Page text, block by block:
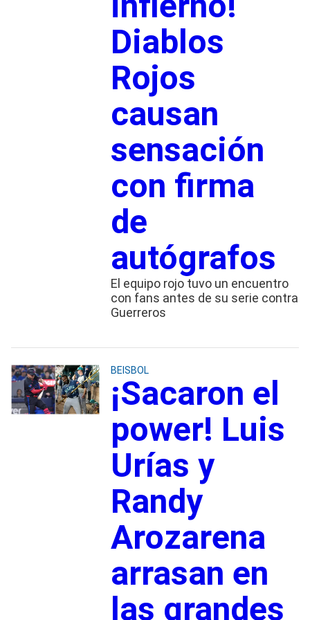
Diablos
Rojos
causan
sensación
con firma
de
autógrafos
El equipo rojo tuvo un encuentro
con fans antes de su serie contra
Guerreros
BEISBOL
¡Sacaron el
power! Luis
Urías y
Randy
Arozarena
arrasan en
las grandes